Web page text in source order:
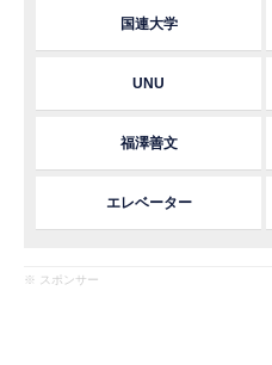
国連大学
UNU
福澤善文
エレベーター
※ スポンサー